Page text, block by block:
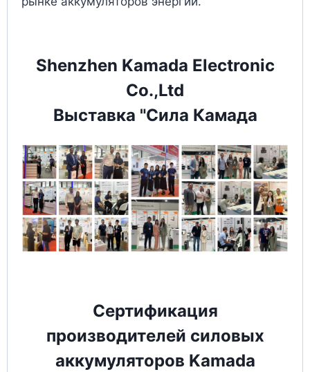
Shenzhen Kamada Electronic
Co.,Ltd
Выставка "Сила Камада
Сертификация
производителей силовых
аккумуляторов Kamada